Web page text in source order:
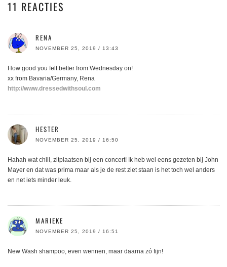
11 REACTIES
RENA
NOVEMBER 25, 2019 / 13:43
How good you felt better from Wednesday on!
xx from Bavaria/Germany, Rena
http://www.dressedwithsoul.com
HESTER
NOVEMBER 25, 2019 / 16:50
Hahah wat chill, zitplaatsen bij een concert! Ik heb wel eens gezeten bij John
Mayer en dat was prima maar als je de rest ziet staan is het toch wel anders
en net iets minder leuk.
MARIEKE
NOVEMBER 25, 2019 / 16:51
New Wash shampoo, even wennen, maar daarna zó fijn!